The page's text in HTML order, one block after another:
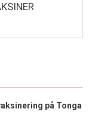
på Tonga